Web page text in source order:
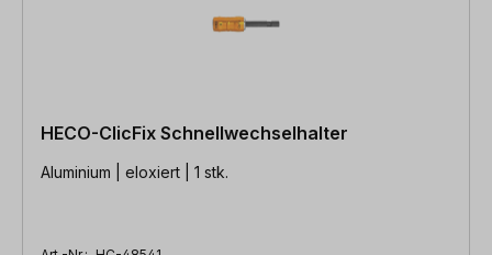
HECO-ClicFix Schnellwechselhalter
Aluminium | eloxiert | 1 stk.